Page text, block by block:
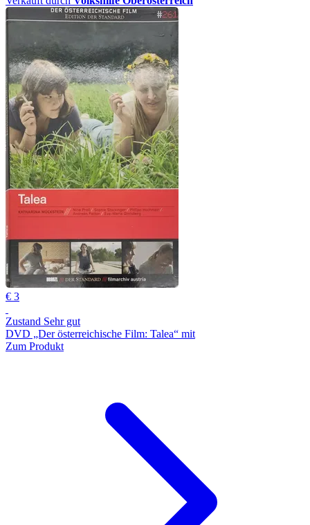
€ 3
Zustand Sehr gut
DVD „Der österreichische Film: Talea“ mit
Zum Produkt